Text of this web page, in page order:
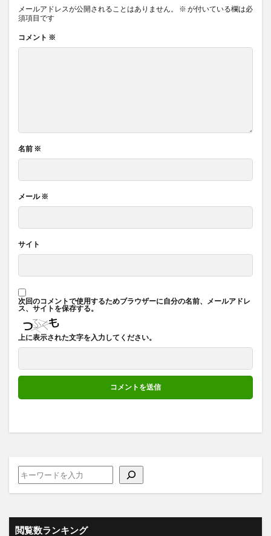
メールアドレスが公開されることはありません。 ※ が付いている欄は必
須項目です
コメント ※
名前 ※
メール※
サイト
次回のコメントで使用するためブラウザーに自分の名前、メールアドレ
ス、サイトを保存する。
上に表示された文字を入力してください。
閲覧数ランキング